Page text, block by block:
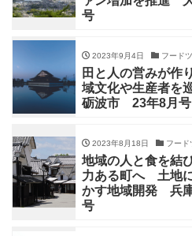
号
2023年9月4日 フード
田と人の営みが作
域文化や生産者を
砺波市 23年8月号
2023年8月18日 フード
地域の人と食を結
力ある町へ 土地
かす地域開発 兵
号